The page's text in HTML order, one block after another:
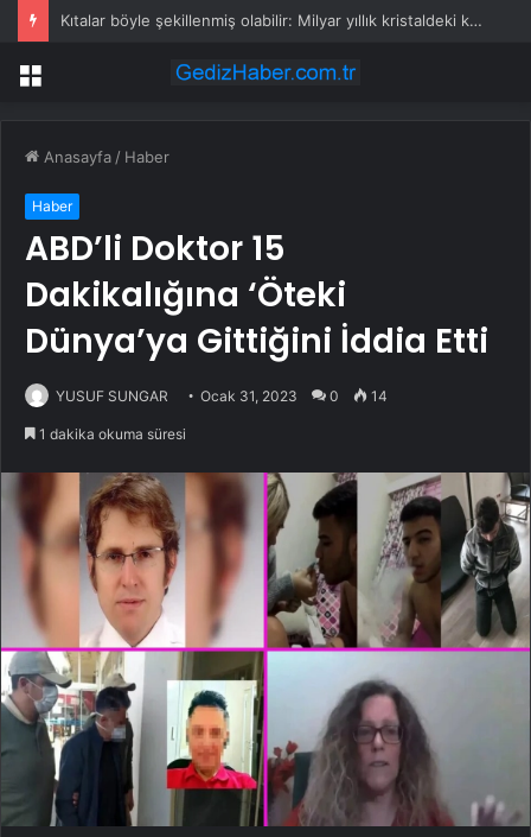
Kıtalar böyle şekillenmiş olabilir: Milyar yıllık kristaldeki kozmik sır açığa çıktı
Menü
Anasayfa / Haber
Haber
ABD’li Doktor 15
Dakikalığına ‘Öteki
Dünya’ya Gittiğini İddia Etti
YUSUF SUNGAR Ocak 31, 2023 0 14
1 dakika okuma süresi